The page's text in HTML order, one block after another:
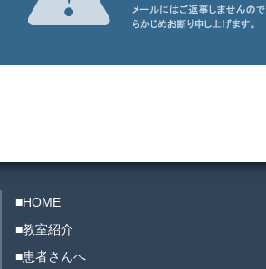
■HOME
■教室紹介
■患者さんへ